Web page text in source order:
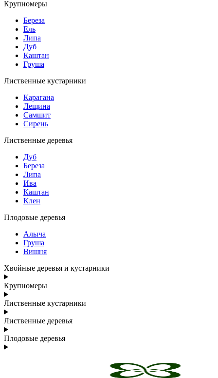
Крупномеры
Береза
Ель
Липа
Дуб
Каштан
Груша
Лиственные кустарники
Карагана
Лещина
Самшит
Сирень
Лиственные деревья
Дуб
Береза
Липа
Ива
Каштан
Клен
Плодовые деревья
Алыча
Груша
Вишня
Хвойные деревья и кустарники
Крупномеры
Лиственные кустарники
Лиственные деревья
Плодовые деревья